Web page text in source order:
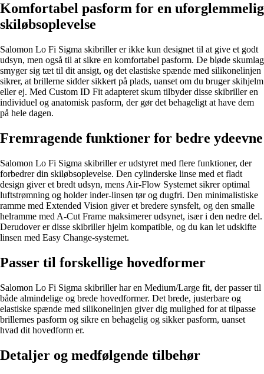
Komfortabel pasform for en uforglemmelig
skiløbsoplevelse
Salomon Lo Fi Sigma skibriller er ikke kun designet til at give et godt
udsyn, men også til at sikre en komfortabel pasform. De bløde skumlag
smyger sig tæt til dit ansigt, og det elastiske spænde med silikonelinjen
sikrer, at brillerne sidder sikkert på plads, uanset om du bruger skihjelm
eller ej. Med Custom ID Fit adapteret skum tilbyder disse skibriller en
individuel og anatomisk pasform, der gør det behageligt at have dem
på hele dagen.
Fremragende funktioner for bedre ydeevne
Salomon Lo Fi Sigma skibriller er udstyret med flere funktioner, der
forbedrer din skiløbsoplevelse. Den cylinderske linse med et fladt
design giver et bredt udsyn, mens Air-Flow Systemet sikrer optimal
luftstrømning og holder inder-linsen tør og dugfri. Den minimalistiske
ramme med Extended Vision giver et bredere synsfelt, og den smalle
helramme med A-Cut Frame maksimerer udsynet, især i den nedre del.
Derudover er disse skibriller hjelm kompatible, og du kan let udskifte
linsen med Easy Change-systemet.
Passer til forskellige hovedformer
Salomon Lo Fi Sigma skibriller har en Medium/Large fit, der passer til
både almindelige og brede hovedformer. Det brede, justerbare og
elastiske spænde med silikonelinjen giver dig mulighed for at tilpasse
brillernes pasform og sikre en behagelig og sikker pasform, uanset
hvad dit hovedform er.
Detaljer og medfølgende tilbehør